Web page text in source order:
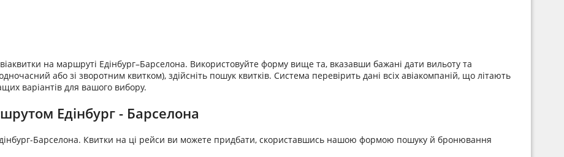
на маршруті Едінбург–Барселона. Використовуйте форму вище та, вказавши бажані дати вильоту та
або зі зворотним квитком), здійсніть пошук квитків. Система перевірить дані всіх авіакомпаній, що літають
варіантів для вашого вибору.
Едінбург - Барселона
Барселона. Квитки на ці рейси ви можете придбати, скориставшись нашою формою пошуку й бронювання